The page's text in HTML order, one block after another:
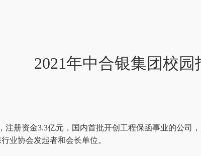
2021年中合银集团校园
注册资金3.3亿元，国内首批开创工程保函事业的公司
业协会发起者和会长单位。